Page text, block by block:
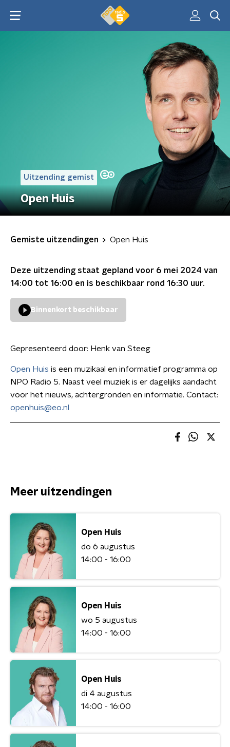
Uitzending gemist
Open Huis
Gemiste uitzendingen Open Huis
Deze uitzending staat gepland voor 6 mei 2024 van
14:00 tot 16:00 en is beschikbaar rond 16:30 uur.
Binnenkort beschikbaar
Gepresenteerd door: Henk van Steeg
Open Huis is een muzikaal en informatief programma op
NPO Radio 5. Naast veel muziek is er dagelijks aandacht
voor het nieuws, achtergronden en informatie. Contact:
openhuis@eo.nl
Meer uitzendingen
Open Huis
do 6 augustus
14:00 - 16:00
Open Huis
wo 5 augustus
14:00 - 16:00
Open Huis
di 4 augustus
14:00 - 16:00